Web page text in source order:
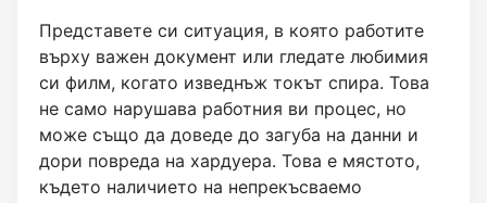
Представете си ситуация, в която работите
върху важен документ или гледате любимия
си филм, когато изведнъж токът спира. Това
не само нарушава работния ви процес, но
може също да доведе до загуба на данни и
дори повреда на хардуера. Това е мястото,
където наличието на непрекъсваемо